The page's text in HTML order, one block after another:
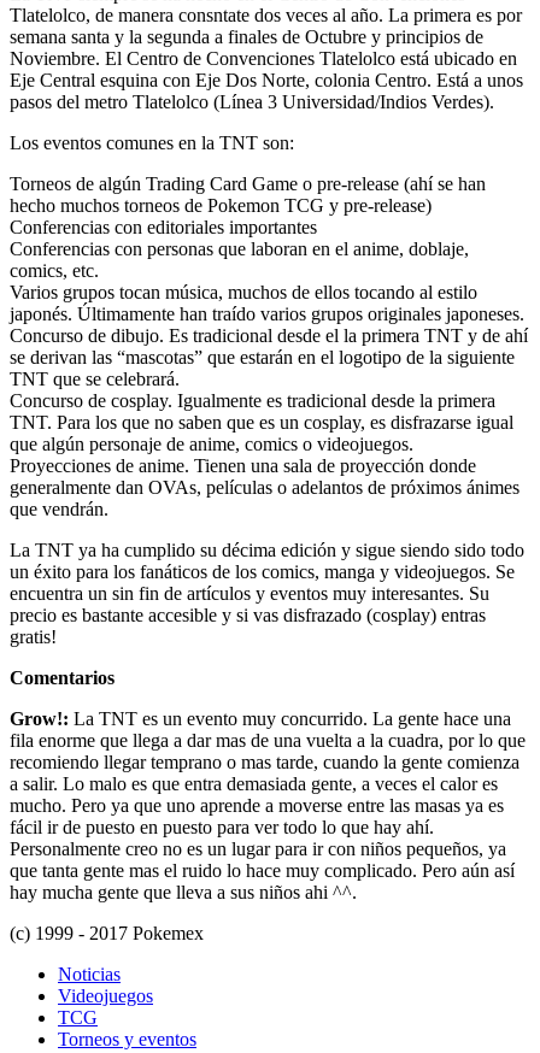
Tlatelolco, de manera consntate dos veces al año. La primera es por
semana santa y la segunda a finales de Octubre y principios de
Noviembre. El Centro de Convenciones Tlatelolco está ubicado en
Eje Central esquina con Eje Dos Norte, colonia Centro. Está a unos
pasos del metro Tlatelolco (Línea 3 Universidad/Indios Verdes).
Los eventos comunes en la TNT son:
Torneos de algún Trading Card Game o pre-release (ahí se han
hecho muchos torneos de Pokemon TCG y pre-release)
Conferencias con editoriales importantes
Conferencias con personas que laboran en el anime, doblaje,
comics, etc.
Varios grupos tocan música, muchos de ellos tocando al estilo
japonés. Últimamente han traído varios grupos originales japoneses.
Concurso de dibujo. Es tradicional desde el la primera TNT y de ahí
se derivan las “mascotas” que estarán en el logotipo de la siguiente
TNT que se celebrará.
Concurso de cosplay. Igualmente es tradicional desde la primera
TNT. Para los que no saben que es un cosplay, es disfrazarse igual
que algún personaje de anime, comics o videojuegos.
Proyecciones de anime. Tienen una sala de proyección donde
generalmente dan OVAs, películas o adelantos de próximos ánimes
que vendrán.
La TNT ya ha cumplido su décima edición y sigue siendo sido todo
un éxito para los fanáticos de los comics, manga y videojuegos. Se
encuentra un sin fin de artículos y eventos muy interesantes. Su
precio es bastante accesible y si vas disfrazado (cosplay) entras
gratis!
Comentarios
Grow!: La TNT es un evento muy concurrido. La gente hace una
fila enorme que llega a dar mas de una vuelta a la cuadra, por lo que
recomiendo llegar temprano o mas tarde, cuando la gente comienza
a salir. Lo malo es que entra demasiada gente, a veces el calor es
mucho. Pero ya que uno aprende a moverse entre las masas ya es
fácil ir de puesto en puesto para ver todo lo que hay ahí.
Personalmente creo no es un lugar para ir con niños pequeños, ya
que tanta gente mas el ruido lo hace muy complicado. Pero aún así
hay mucha gente que lleva a sus niños ahi ^^.
(c) 1999 - 2017 Pokemex
Noticias
Videojuegos
TCG
Torneos y eventos